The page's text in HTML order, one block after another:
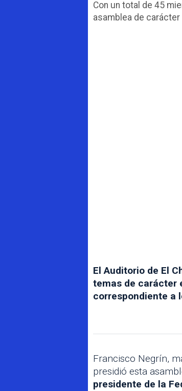
Con un total de 45
asamblea de
El Auditorio de El
temas de carácter
correspondiente a
Francisco Negrín,
presidió esta
presidente de la